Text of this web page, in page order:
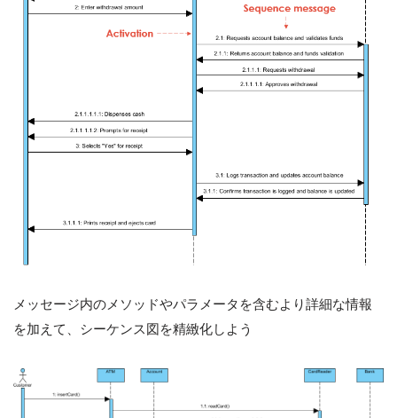
メッセージ内のメソッドやパラメータを含むより詳細な情報
を加えて、シーケンス図を精緻化しよう